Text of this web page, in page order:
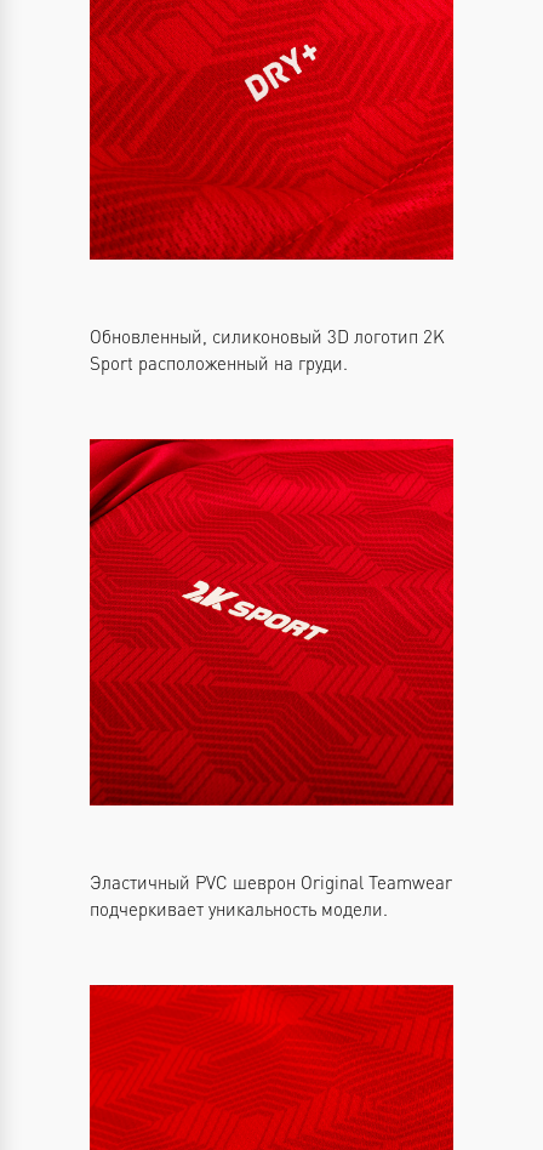
Обновленный, силиконовый 3D логотип 2K
Sport расположенный на груди.
Эластичный PVC шеврон Original Teamwear
подчеркивает уникальность модели.